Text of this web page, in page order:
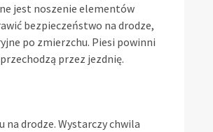
jest noszenie elementów
bezpieczeństwo na drodze,
po zmierzchu. Piesi powinni
przez jezdnię.
drodze. Wystarczy chwila